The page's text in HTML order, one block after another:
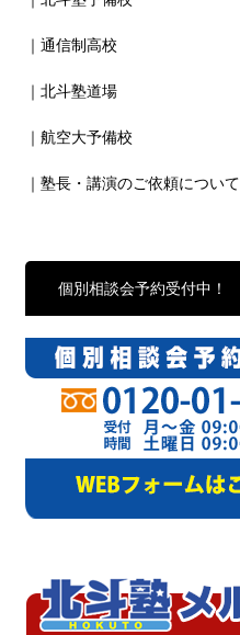
｜通信制高校
｜北斗塾道場
｜航空大予備校
｜塾長・講演のご依頼について
個別相談会予約受付中！